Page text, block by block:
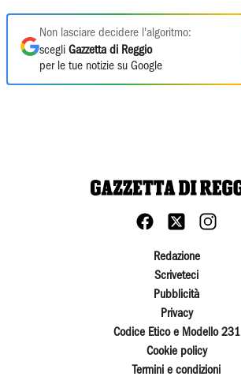
Non lasciare decidere l'algoritmo:
scegli Gazzetta di Reggio
per le tue notizie su Google
Redazione
Scriveteci
Pubblicità
Privacy
Codice Etico e Modello 231
Cookie policy
Termini e condizioni